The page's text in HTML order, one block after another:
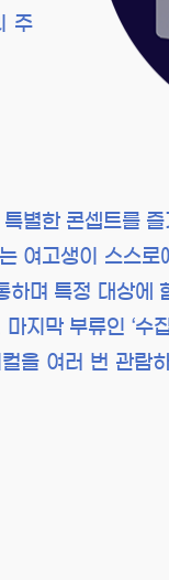
주
별한 콘셉트를
여고생이 스스
하며 특정 대상에
지막 부류인 ‘수
을 여러 번 관람